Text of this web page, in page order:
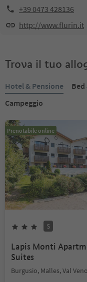
+39 0473 428136
http://www.flurin.it
Trova il tuo
Hotel & Pensione
Campeggio
Prenotabile online
S
Lapis Monti
Suites
Burgusio, Malles, Val